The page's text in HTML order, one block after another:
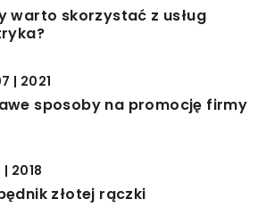
warto skorzystać z usług
| 2021
sposoby na promocję firmy
| 2018
złotej rączki